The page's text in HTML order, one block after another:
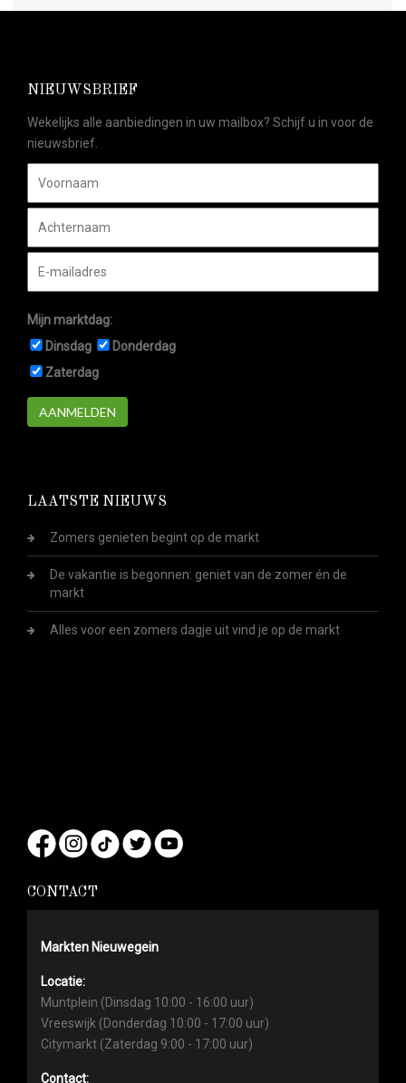
NIEUWSBRIEF
Wekelijks alle aanbiedingen in uw mailbox? Schijf u in voor de
nieuwsbrief.
Mijn marktdag:
Dinsdag
Donderdag
Zaterdag
AANMELDEN
LAATSTE NIEUWS
Zomers genieten begint op de markt
De vakantie is begonnen: geniet van de zomer én de
markt
Alles voor een zomers dagje uit vind je op de markt
CONTACT
Markten Nieuwegein
Locatie:
Muntplein (Dinsdag 10:00 - 16:00 uur)
Vreeswijk (Donderdag 10:00 - 17:00 uur)
Citymarkt (Zaterdag 9:00 - 17:00 uur)
Contact: